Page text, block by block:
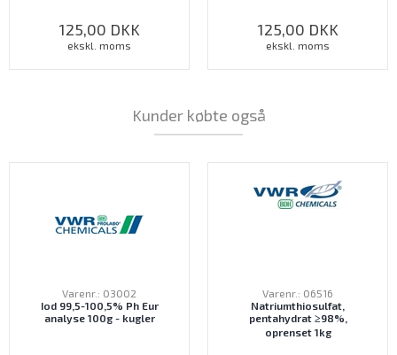
125,00 DKK
ekskl. moms
125,00 DKK
ekskl. moms
Kunder købte også
Varenr.: 03002
Iod 99,5-100,5% Ph Eur
analyse 100g - kugler
Varenr.: 06516
Natriumthiosulfat,
pentahydrat ≥98%,
oprenset 1kg